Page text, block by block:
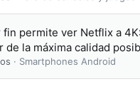
fin permite ver Netflix a
la máxima calidad
Smartphones Android